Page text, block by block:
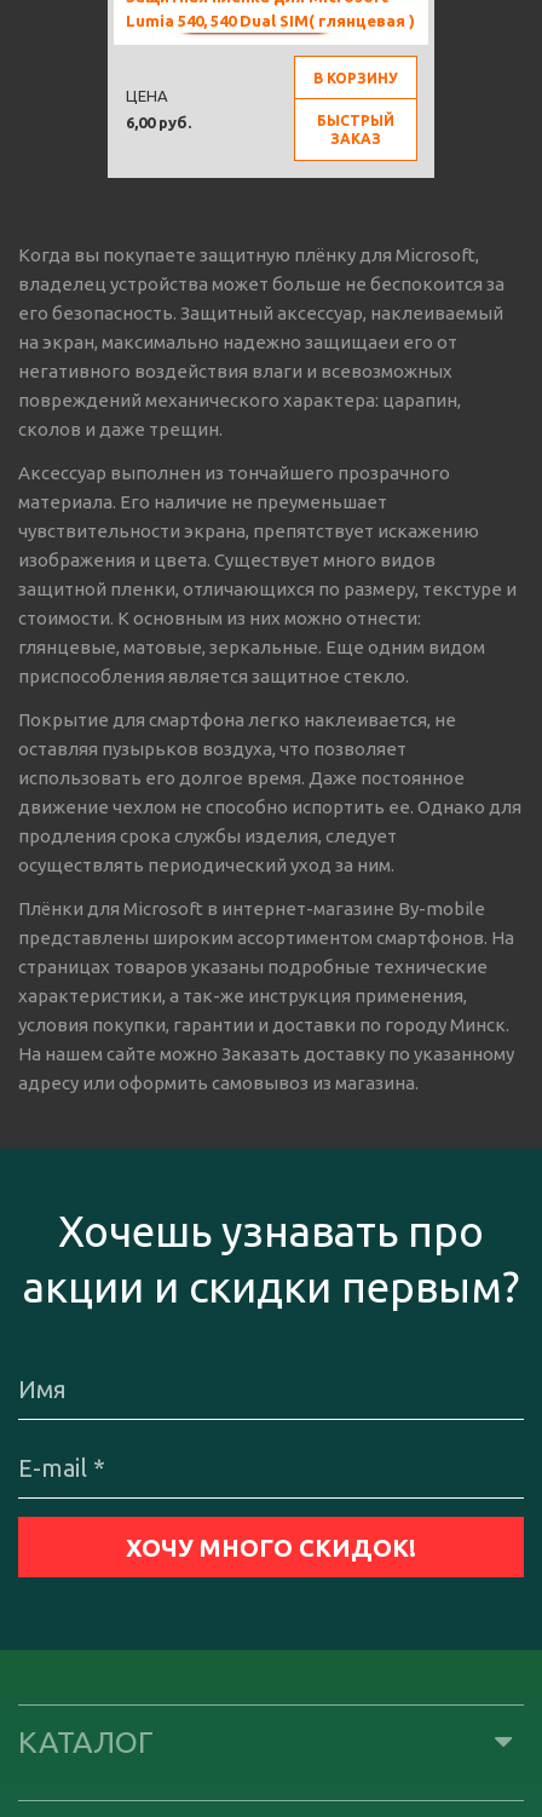
Lumia 540, 540 Dual SIM( глянцевая )
6,00 руб.
ЦЕНА
В КОРЗИНУ
БЫСТРЫЙ
ЗАКАЗ
Когда вы покупаете защитную плёнку для Microsoft,
владелец устройства может больше не беспокоится за
его безопасность. Защитный аксессуар, наклеиваемый
на экран, максимально надежно защищаеи его от
негативного воздействия влаги и всевозможных
повреждений механического характера: царапин,
сколов и даже трещин.
Аксессуар выполнен из тончайшего прозрачного
материала. Его наличие не преуменьшает
чувствительности экрана, препятствует искажению
изображения и цвета. Существует много видов
защитной пленки, отличающихся по размеру, текстуре и
стоимости. К основным из них можно отнести:
глянцевые, матовые, зеркальные. Еще одним видом
приспособления является защитное стекло.
Покрытие для смартфона легко наклеивается, не
оставляя пузырьков воздуха, что позволяет
использовать его долгое время. Даже постоянное
движение чехлом не способно испортить ее. Однако для
продления срока службы изделия, следует
осуществлять периодический уход за ним.
Плёнки для Microsoft в интернет-магазине By-mobile
представлены широким ассортиментом смартфонов. На
страницах товаров указаны подробные технические
характеристики, а так-же инструкция применения,
условия покупки, гарантии и доставки по городу Минск.
На нашем сайте можно Заказать доставку по указанному
адресу или оформить самовывоз из магазина.
Хочешь узнавать про
акции и скидки первым?
КАТАЛОГ